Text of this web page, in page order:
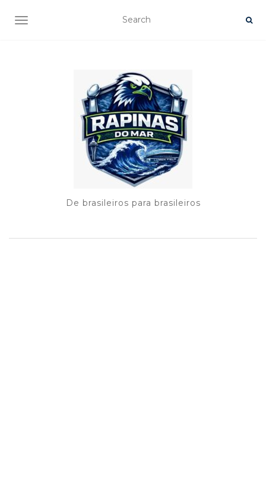
TOGGLE NAVIGATION
De brasileiros para brasileiros